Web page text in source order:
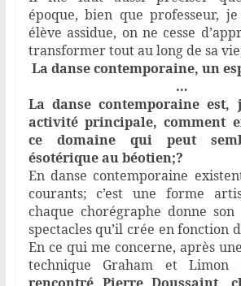
époque, bien que professeur,
élève assidue, on ne cesse
transformer tout au long de sa vie,
La danse contemporaine, un
…
La danse contemporaine
activité principale, comment
ce domaine qui peut
ésotérique au béotien;?
En danse contemporaine
courants; c’est une forme
chaque chorégraphe donne
spectacles qu’il crée en fonction
En ce qui me concerne, après
technique Graham et